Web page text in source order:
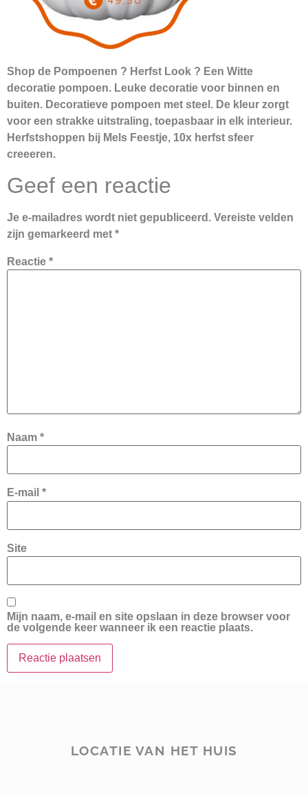
Shop de Pompoenen ? Herfst Look ? Een Witte
decoratie pompoen. Leuke decoratie voor binnen en
buiten. Decoratieve pompoen met steel. De kleur zorgt
voor een strakke uitstraling, toepasbaar in elk interieur.
Herfstshoppen bij Mels Feestje, 10x herfst sfeer
creeeren.
Geef een reactie
Je e-mailadres wordt niet gepubliceerd. Vereiste velden
zijn gemarkeerd met *
Reactie *
Naam *
E-mail *
Site
Mijn naam, e-mail en site opslaan in deze browser voor
de volgende keer wanneer ik een reactie plaats.
LOCATIE VAN HET HUIS